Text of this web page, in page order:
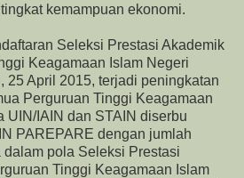
kemampuan ekonomi.
Seleksi Prestasi Akademik
Keagamaan Islam Negeri
25 April 2015, terjadi peningkatan
Perguruan Tinggi Keagamaan
UIN/IAIN dan STAIN diserbu
PAREPARE dengan jumlah
dalam pola Seleksi Prestasi
Tinggi Keagamaan Islam